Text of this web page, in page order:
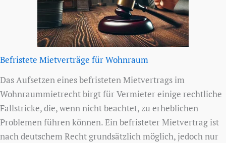
Befristete Mietverträge für Wohnraum
Das Aufsetzen eines befristeten Mietvertrags im
Wohnraummietrecht birgt für Vermieter einige rechtliche
Fallstricke, die, wenn nicht beachtet, zu erheblichen
Problemen führen können. Ein befristeter Mietvertrag ist
nach deutschem Recht grundsätzlich möglich, jedoch nur